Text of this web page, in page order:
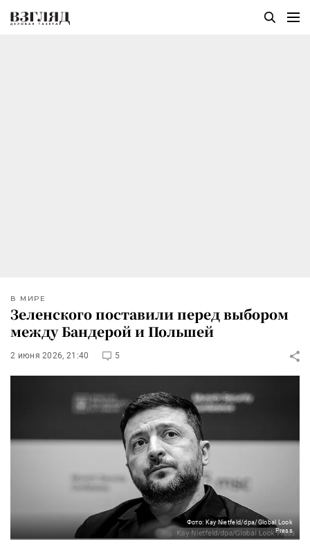
В МИРЕ
Зеленского поставили перед выбором
между Бандерой и Польшей
2 июня 2026, 21:40 5
Фото: Kay Nietfeld/dpa/Global Look
Press